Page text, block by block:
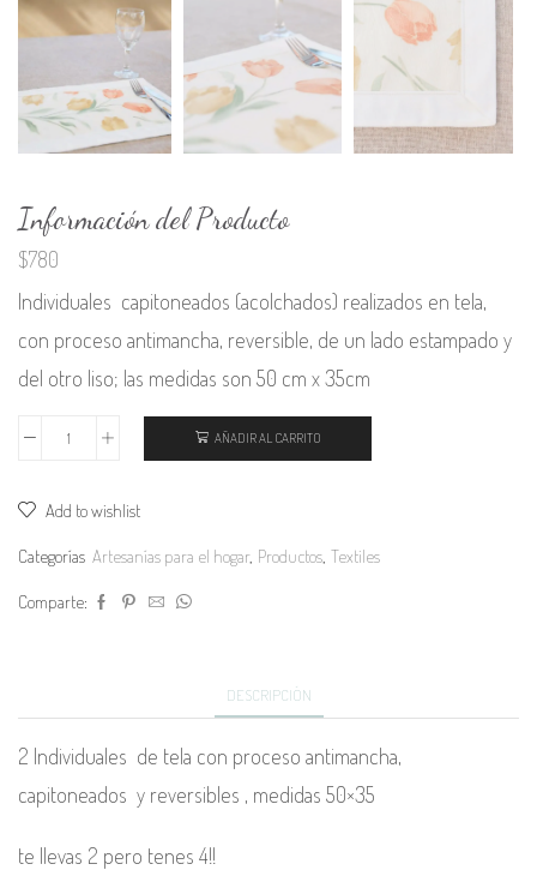
Información del Producto
$780
Individuales capitoneados (acolchados) realizados en tela,
con proceso antimancha, reversible, de un lado estampado y
del otro liso; las medidas son 50 cm x 35cm
cantidad
AÑADIR AL CARRITO
Add to wishlist
Categorías Artesanías para el hogar, Productos, Textiles
Comparte:
DESCRIPCIÓN
2 Individuales de tela con proceso antimancha,
capitoneados y reversibles , medidas 50×35
te llevas 2 pero tenes 4!!